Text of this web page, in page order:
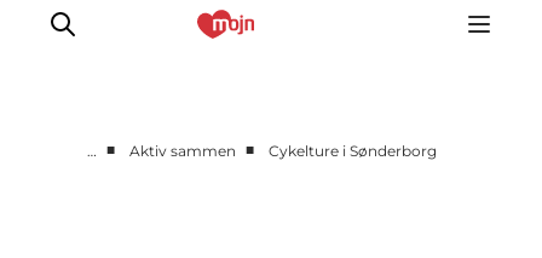
… ■ Aktiv sammen ■ Cykelture i Sønderborg